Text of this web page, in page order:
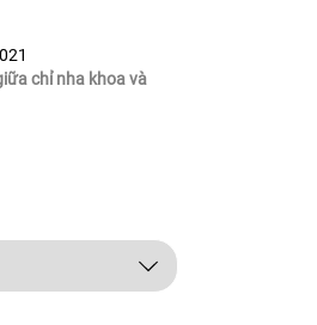
chỉ nha khoa và